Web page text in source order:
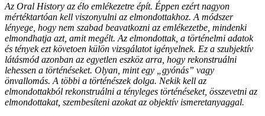
Az Oral History az élo emlékezetre épít. Éppen ezért nagyon
mértéktartóan kell viszonyulni az elmondottakhoz. A módszer
lényege, hogy nem szabad beavatkozni az emlékezetbe, mindenki
elmondhatja azt, amit megélt. Az elmondottak, a történelmi adatok
és tények ezt követoen külön vizsgálatot igényelnek. Ez a szubjektív
látásmód azonban az egyetlen eszköz arra, hogy rekonstruálni
lehessen a történéseket. Olyan, mint egy „gyónás” vagy
önvallomás. A többi a történészek dolga. Nekik kell az
elmondottakból rekonstruálni a tényleges történéseket, összevetni az
elmondottakat, szembesíteni azokat az objektív ismeretanyaggal.